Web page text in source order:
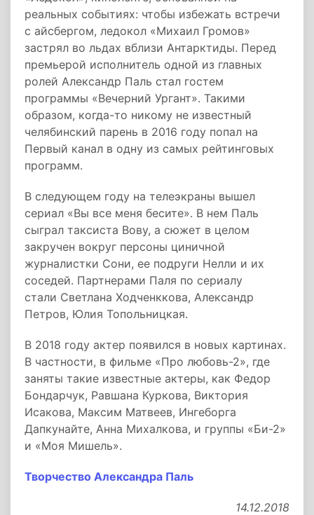
реальных событиях: чтобы избежать встречи
с айсбергом, ледокол «Михаил Громов»
застрял во льдах вблизи Антарктиды. Перед
премьерой исполнитель одной из главных
ролей Александр Паль стал гостем
программы «Вечерний Ургант». Такими
образом, когда-то никому не известный
челябинский парень в 2016 году попал на
Первый канал в одну из самых рейтинговых
программ.
В следующем году на телеэкраны вышел
сериал «Вы все меня бесите». В нем Паль
сыграл таксиста Вову, а сюжет в целом
закручен вокруг персоны циничной
журналистки Сони, ее подруги Нелли и их
соседей. Партнерами Паля по сериалу
стали Светлана Ходченккова, Александр
Петров, Юлия Топольницкая.
В 2018 году актер появился в новых картинах.
В частности, в фильме «Про любовь-2», где
заняты такие известные актеры, как Федор
Бондарчук, Равшана Куркова, Виктория
Исакова, Максим Матвеев, Ингеборга
Дапкунайте, Анна Михалкова, и группы «Би-2»
и «Моя Мишель».
Творчество Александра Паль
14.12.2018